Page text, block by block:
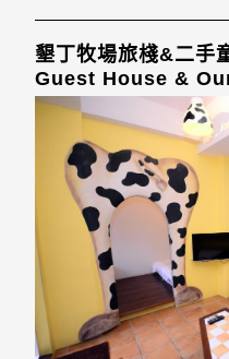
墾丁牧場旅棧&二
Guest House &